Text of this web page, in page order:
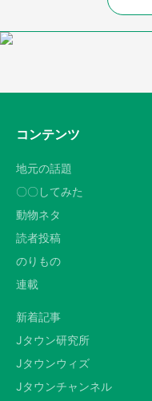
コンテンツ
地元の話題
〇〇してみた
動物ネタ
読者投稿
のりもの
連載
新着記事
Jタウン研究所
Jタウンウィズ
Jタウンチャンネル